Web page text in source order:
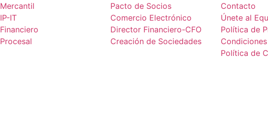
Mercantil
IP-IT
Financiero
Procesal
Pacto de Socios
Comercio Electrónico
Director Financiero-CFO
Creación de Sociedades
Contacto
Únete al
Política de
Política de